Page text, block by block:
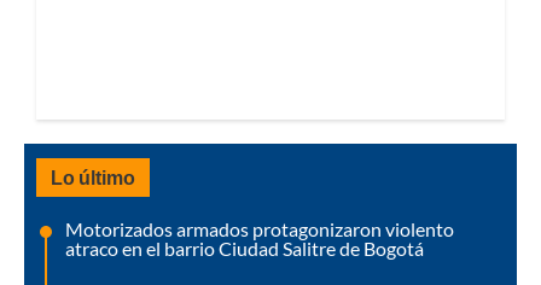
Lo último
Motorizados armados protagonizaron violento
atraco en el barrio Ciudad Salitre de Bogotá